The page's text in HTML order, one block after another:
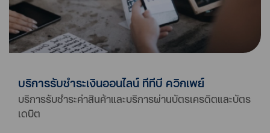
บริการรับชำระเงินออนไลน์ ทีทีบี ควิกเพย์
บริการรับชำระค่าสินค้าและบริการผ่านบัตรเครดิตและบัตร
เดบิต